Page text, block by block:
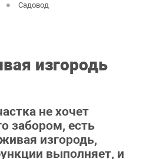
Садовод
изгородь
не хочет
забором, есть
изгородь,
выполняет, и